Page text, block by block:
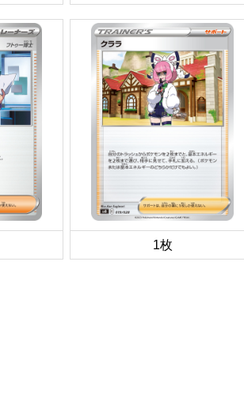
1枚